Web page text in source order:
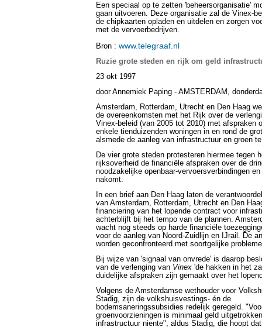
Een speciaal op te zetten 'beheersorganisatie'
gaan uitvoeren. Deze organisatie zal de Vinex-
de chipkaarten opladen en uitdelen en zorgen
met de vervoerbedrijven.
Bron : www.telegraaf.nl
Ruzie grote steden en rijk om geld
23 okt 1997
door Annemiek Paping - AMSTERDAM,
Amsterdam, Rotterdam, Utrecht en Den Haag
de overeenkomsten met het Rijk over de
Vinex-beleid (van 2005 tot 2010) met afspraken
enkele tienduizenden woningen in en rond de
alsmede de aanleg van infrastructuur en groen
De vier grote steden protesteren hiermee tegen
rijksoverheid de financiële afspraken over de
noodzakelijke openbaar-vervoersverbindingen
nakomt.
In een brief aan Den Haag laten de
van Amsterdam, Rotterdam, Utrecht en Den
financiering van het lopende contract voor
achterblijft bij het tempo van de plannen.
wacht nog steeds op harde financiële
voor de aanleg van Noord-Zuidlijn en IJrail. De
worden geconfronteerd met soortgelijke
Bij wijze van 'signaal van onvrede' is daarop
van de verlenging van Vinex 'de hakken in het
duidelijke afspraken zijn gemaakt over het
Volgens de Amsterdamse wethouder voor
Stadig, zijn de volkshuisvestings- én de
bodemsaneringssubsidies redelijk geregeld.
groenvoorzieningen is minimaal geld
infrastructuur niente", aldus Stadig, die hoopt